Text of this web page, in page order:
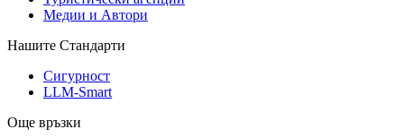
Медии и Автори
Нашите Стандарти
Сигурност
LLM-Smart
Още връзки